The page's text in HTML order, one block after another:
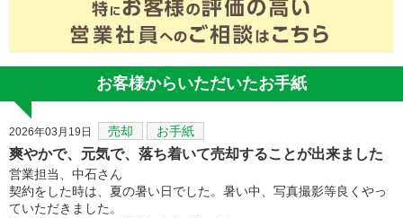
お客様からいただいたお手紙
2026年03月19日 売却 お手紙
爽やかで、元気で、落ち着いて売却することが出来ました
営業担当、中石さん
契約をした時は、夏の暑い日でした。暑い中、写真撮影等良くやっ
ていただきました。